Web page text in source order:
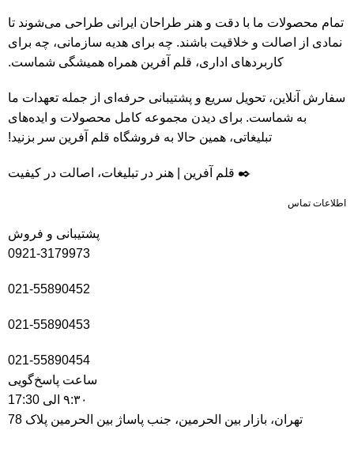
تمام محصولات ما با دقت و هنر طراحان ایرانی طراحی می‌شوند تا
نمادی از اصالت و خلاقیت باشند. چه برای هدیه سازمانی، چه برای
کاربردهای اداری، قلم آفرین همراه همیشگی شماست.
سفارش آنلاین، تحویل سریع و پشتیبانی حرفه‌ای از جمله تعهدات ما
به شماست. برای دیدن مجموعه کامل محصولات و ایده‌های
تبلیغاتی، همین حالا به فروشگاه قلم آفرین سر بزنید!
✒️ قلم آفرین | هنر در تبلیغات، اصالت در کیفیت
اطلاعات تماس
پشتیبانی و فروش
0921-3179973
021-55890452
021-55890453
021-55890454
ساعت پاسخ‌گویی
۹:۳۰ الی 17:30
تهران، بازار بین الحرمین، جنب پاساژ بین الحرمین پلاک 78